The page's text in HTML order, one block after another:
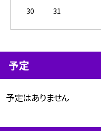
30
31
予定
予定はありません